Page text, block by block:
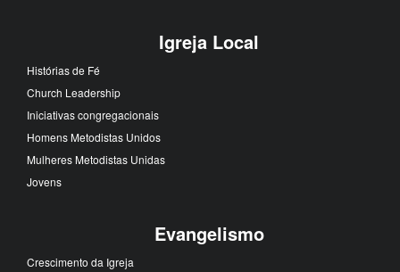
Igreja Local
Histórias de Fé
Church Leadership
Iniciativas congregacionais
Homens Metodistas Unidos
Mulheres Metodistas Unidas
Jovens
Evangelismo
Crescimento da Igreja